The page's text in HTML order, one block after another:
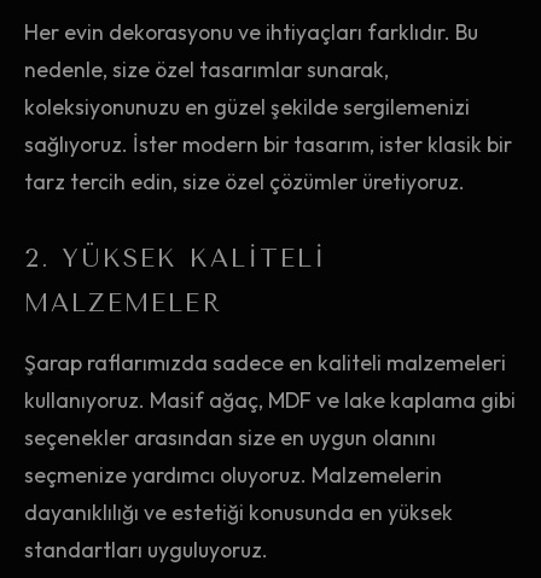
Her evin dekorasyonu ve ihtiyaçları farklıdır. Bu
nedenle, size özel tasarımlar sunarak,
koleksiyonunuzu en güzel şekilde sergilemenizi
sağlıyoruz. İster modern bir tasarım, ister klasik bir
tarz tercih edin, size özel çözümler üretiyoruz.
2. YÜKSEK KALITELI
MALZEMELER
Şarap raflarımızda sadece en kaliteli malzemeleri
kullanıyoruz. Masif ağaç, MDF ve lake kaplama gibi
seçenekler arasından size en uygun olanını
seçmenize yardımcı oluyoruz. Malzemelerin
dayanıklılığı ve estetiği konusunda en yüksek
standartları uyguluyoruz.